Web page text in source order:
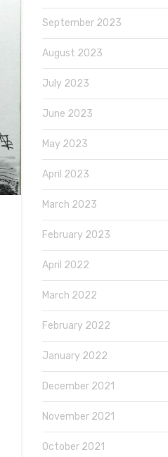
September 2023
August 2023
July 2023
June 2023
May 2023
April 2023
March 2023
February 2023
April 2022
March 2022
February 2022
January 2022
December 2021
November 2021
October 2021